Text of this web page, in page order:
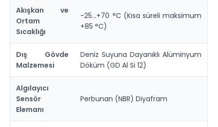
Akışkan ve
Ortam
Sıcaklığı
-25...+70 °C (Kısa süreli maksimum
+85 °C)
Dış Gövde
Malzemesi
Deniz Suyuna Dayanıklı Alüminyum
Döküm (GD Al Si 12)
Algılayıcı
Sensör
Elemanı
Perbunan (NBR) Diyafram